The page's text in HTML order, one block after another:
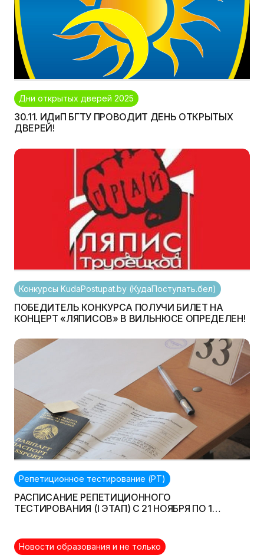
Дни открытых дверей 2025
30.11. ИДиП БГТУ ПРОВОДИТ ДЕНЬ ОТКРЫТЫХ
ДВЕРЕЙ!
Конкурсы KudaPostupat.by (КудаПоступать.бел)
ПОБЕДИТЕЛЬ КОНКУРСА ПОЛУЧИ БИЛЕТ НА
КОНЦЕРТ «ЛЯПИСОВ» В ВИЛЬНЮСЕ ОПРЕДЕЛЕН!
Репетиционное тестирование (РТ)
РАСПИСАНИЕ РЕПЕТИЦИОННОГО
ТЕСТИРОВАНИЯ (I ЭТАП) С 21 НОЯБРЯ ПО 1
Новости образования и не только